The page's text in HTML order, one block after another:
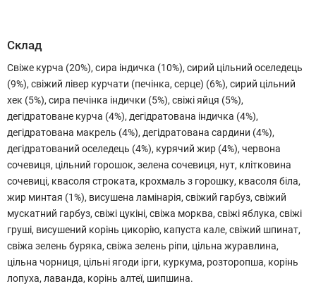
Склад
Свіже курча (20%), сира індичка (10%), сирий цільний оселедець
(9%), свіжий лівер курчати (печінка, серце) (6%), сирий цільний
хек (5%), сира печінка індички (5%), свіжі яйця (5%),
дегідратоване курча (4%), дегідратована індичка (4%),
дегідратована макрель (4%), дегідратована сардини (4%),
дегідратований оселедець (4%), курячий жир (4%), червона
сочевиця, цільний горошок, зелена сочевиця, нут, клітковина
сочевиці, квасоля строката, крохмаль з горошку, квасоля біла,
жир минтая (1%), висушена ламінарія, свіжий гарбуз, свіжий
мускатний гарбуз, свіжі цукіні, свіжа морква, свіжі яблука, свіжі
груші, висушений корінь цикорію, капуста кале, свіжий шпинат,
свіжа зелень буряка, свіжа зелень ріпи, цільна журавлина,
цільна чорниця, цільні ягоди ірги, куркума, розторопша, корінь
лопуха, лаванда, корінь алтеї, шипшина.